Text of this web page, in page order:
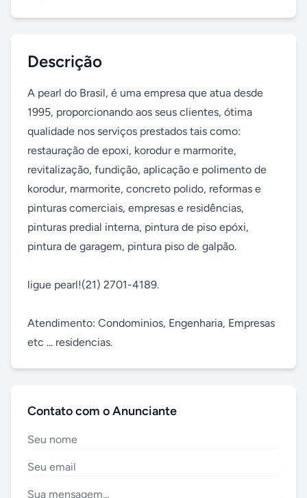
Descrição
A pearl do Brasil, é uma empresa que atua desde
1995, proporcionando aos seus clientes, ótima
qualidade nos serviços prestados tais como:
restauração de epoxi, korodur e marmorite,
revitalização, fundição, aplicação e polimento de
korodur, marmorite, concreto polido, reformas e
pinturas comerciais, empresas e residências,
pinturas predial interna, pintura de piso epóxi,
pintura de garagem, pintura piso de galpão.
ligue pearl!(21) 2701-4189.
Atendimento: Condominios, Engenharia, Empresas
etc ... residencias.
Contato com o Anunciante